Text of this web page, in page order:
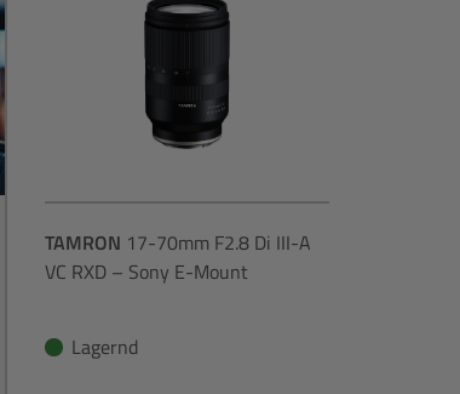
TAMRON 17-70mm F2.8 Di III-A
VC RXD – Sony E-Mount
Lagernd